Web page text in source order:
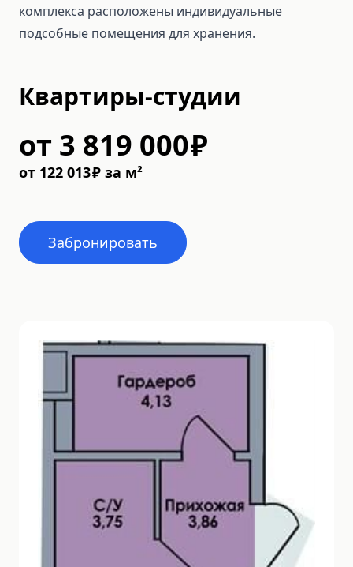
комплекса расположены индивидуальные
подсобные помещения для хранения.
Квартиры-студии
от 3 819 000₽
от 122 013₽ за м²
Забронировать